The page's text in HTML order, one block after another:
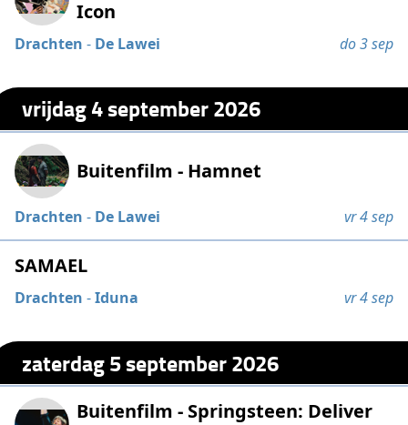
Icon
Drachten - De Lawei do 3 sep
vrijdag 4 september 2026
Buitenfilm - Hamnet
Drachten - De Lawei vr 4 sep
SAMAEL
Drachten -Iduna vr 4 sep
zaterdag 5 september 2026
Buitenfilm - Springsteen: Deliver